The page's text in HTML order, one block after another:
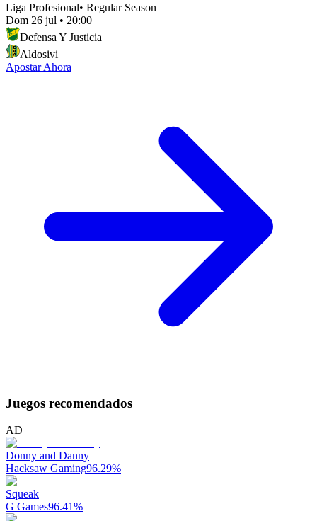
Liga Profesional• Regular Season
Dom 26 jul • 20:00
Defensa Y Justicia
Aldosivi
Apostar Ahora
Juegos recomendados
AD
Donny and Danny
Hacksaw Gaming96.29%
Squeak
G Games96.41%